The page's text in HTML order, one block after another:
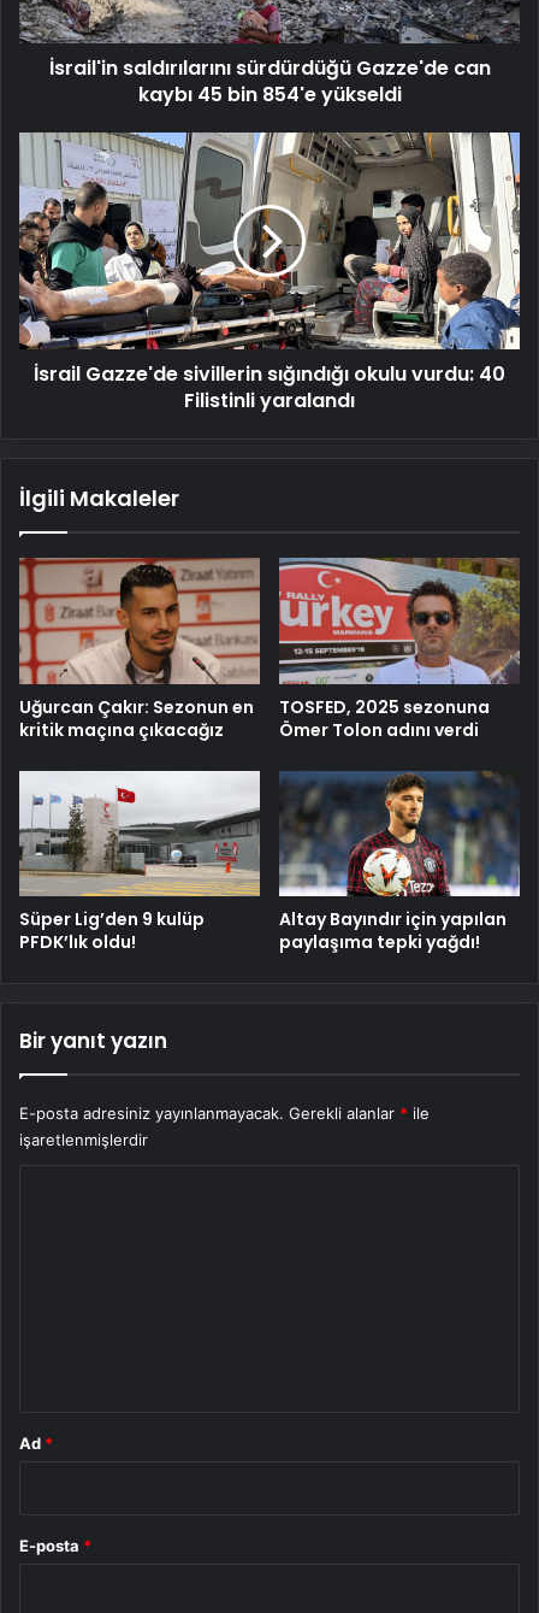
bin
854'e
yükseldi
İsrail'in saldırılarını sürdürdüğü Gazze'de can
kaybı 45 bin 854'e yükseldi
İsrail
Gazze'de
sivillerin
sığındığı
okulu
vurdu:
40
Filistinli
yaralandı
İsrail Gazze'de sivillerin sığındığı okulu vurdu: 40
Filistinli yaralandı
İlgili Makaleler
Uğurcan Çakır: Sezonun en
kritik maçına çıkacağız
TOSFED, 2025 sezonuna
Ömer Tolon adını verdi
Süper Lig’den 9 kulüp
PFDK’lık oldu!
Altay Bayındır için yapılan
paylaşıma tepki yağdı!
Bir yanıt yazın
E-posta adresiniz yayınlanmayacak. Gerekli alanlar * ile
işaretlenmişlerdir
Ad *
E-posta *